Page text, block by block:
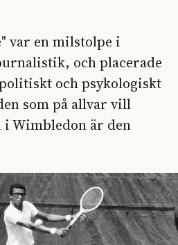
var en milstolpe i
och placerade
och psykologiskt
som på allvar vill
Wimbledon är den